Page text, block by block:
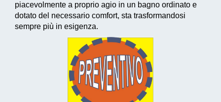
piacevolmente a proprio agio in un bagno ordinato e
dotato del necessario comfort, sta trasformandosi
sempre più in esigenza.